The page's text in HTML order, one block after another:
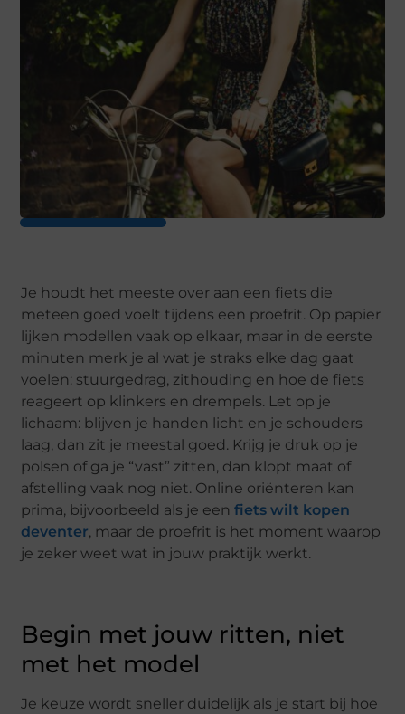
Je houdt het meeste over aan een fiets die
meteen goed voelt tijdens een proefrit. Op papier
lijken modellen vaak op elkaar, maar in de eerste
minuten merk je al wat je straks elke dag gaat
voelen: stuurgedrag, zithouding en hoe de fiets
reageert op klinkers en drempels. Let op je
lichaam: blijven je handen licht en je schouders
laag, dan zit je meestal goed. Krijg je druk op je
polsen of ga je “vast” zitten, dan klopt maat of
afstelling vaak nog niet. Online oriënteren kan
prima, bijvoorbeeld als je eenfiets wilt kopen
deventer, maar de proefrit is het moment waarop
je zeker weet wat in jouw praktijk werkt.
Begin met jouw ritten, niet
met het model
Je keuze wordt sneller duidelijk als je start bij hoe